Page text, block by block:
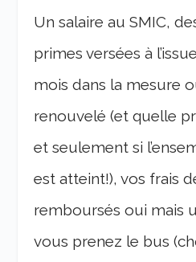
Un salaire au SMIC,
primes versées à
mois dans la mesure
renouvelé (et quelle
et seulement si
est atteint!), vos frais
remboursés oui mais
vous prenez le bus